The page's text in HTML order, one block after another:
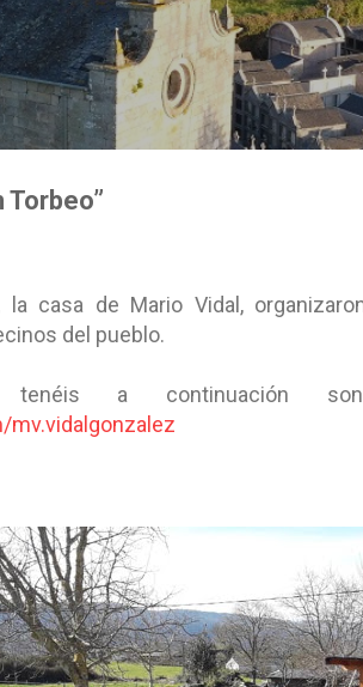
Ir al contenido principal
Torbeo”
la casa de Mario Vidal,
del pueblo.
tenéis a continuación